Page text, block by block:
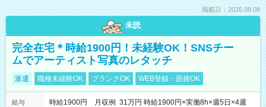
掲載日：2026.08.08
未読
完全在宅＊時給1900円！未経験OK！SNSチー
ムでアーティスト写真のレタッチ
派遣 職種未経験OK ブランクOK WEB登録・面接OK
給与
時給1900円 月収例 31万円 時給1900円×実働8h×週5日×4週